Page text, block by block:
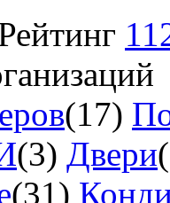
(17)
(3) Двери
(31)